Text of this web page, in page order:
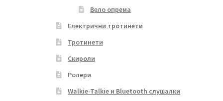
Вело опрема
Електрични тротинети
Тротинети
Скироли
Ролери
Walkie-Talkie и Bluetooth слушалки